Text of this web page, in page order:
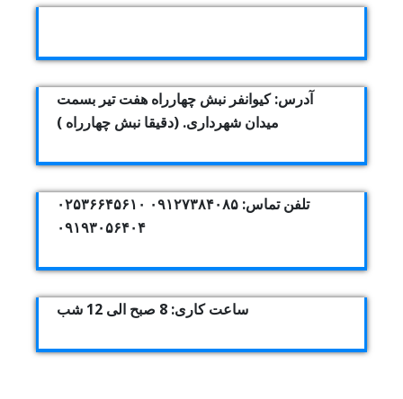
آدرس: کیوانفر نبش چهارراه هفت تیر بسمت
میدان شهرداری. (دقیقا نبش چهارراه )
تلفن تماس: ۰۹۱۲۷۳۸۴۰۸۵ ۰۲۵۳۶۶۴۵۶۱۰
۰۹۱۹۳۰۵۶۴۰۴
ساعت کاری: 8 صبح الی 12 شب